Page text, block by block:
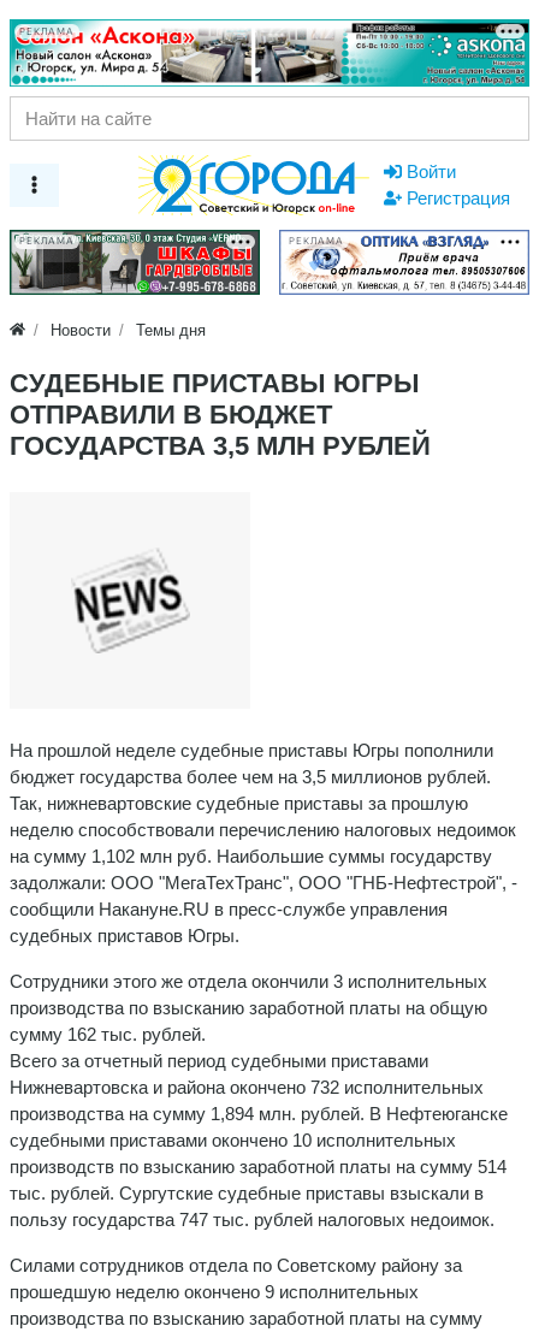
РЕКЛАМА
Войти
Регистрация
РЕКЛАМА РЕКЛАМА
Новости Темы дня
СУДЕБНЫЕ ПРИСТАВЫ ЮГРЫ
ОТПРАВИЛИ В БЮДЖЕТ
ГОСУДАРСТВА 3,5 МЛН РУБЛЕЙ
На прошлой неделе судебные приставы Югры пополнили
бюджет государства более чем на 3,5 миллионов рублей.
Так, нижневартовские судебные приставы за прошлую
неделю способствовали перечислению налоговых недоимок
на сумму 1,102 млн руб. Наибольшие суммы государству
задолжали: ООО "МегаТехТранс", ООО "ГНБ-Нефтестрой", -
сообщили Накануне.RU в пресс-службе управления
судебных приставов Югры.
Сотрудники этого же отдела окончили 3 исполнительных
производства по взысканию заработной платы на общую
сумму 162 тыс. рублей.
Всего за отчетный период судебными приставами
Нижневартовска и района окончено 732 исполнительных
производства на сумму 1,894 млн. рублей. В Нефтеюганске
судебными приставами окончено 10 исполнительных
производств по взысканию заработной платы на сумму 514
тыс. рублей. Сургутские судебные приставы взыскали в
пользу государства 747 тыс. рублей налоговых недоимок.
Силами сотрудников отдела по Советскому району за
прошедшую неделю окончено 9 исполнительных
производства по взысканию заработной платы на сумму